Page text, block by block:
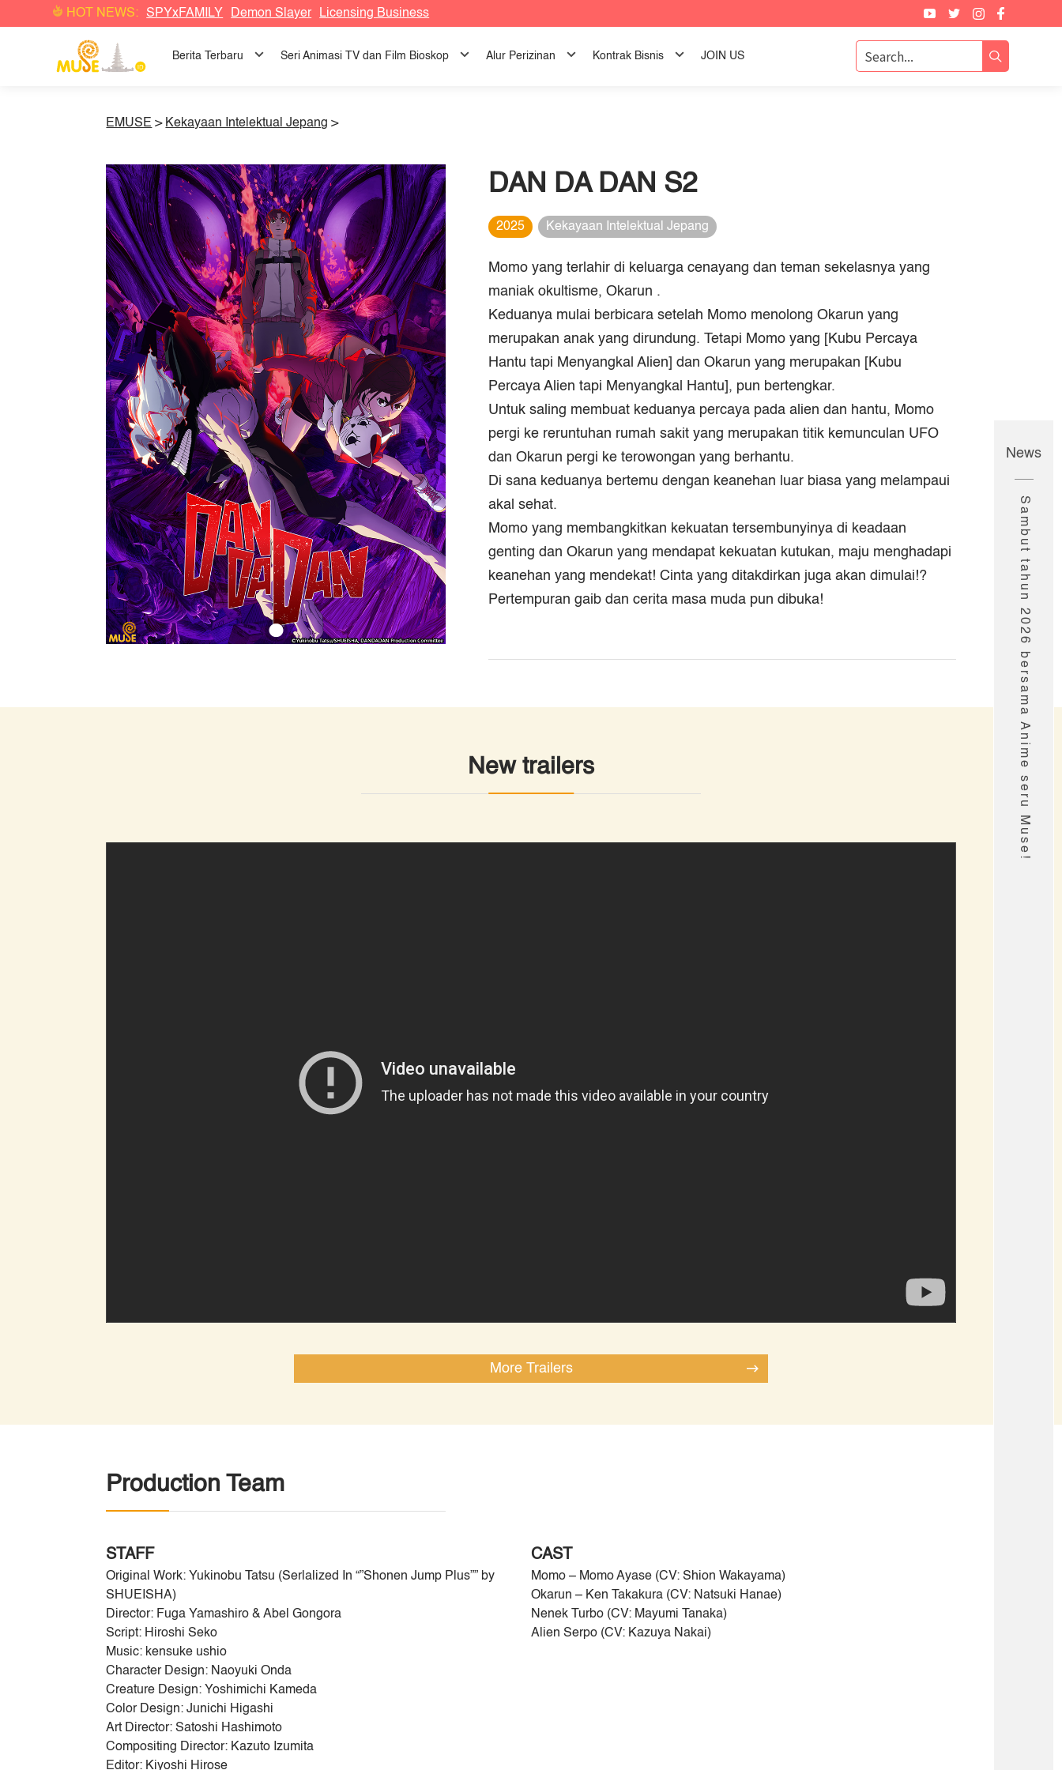
HOT NEWS: SPYxFAMILY Demon Slayer Licensing Business
Berita Terbaru Seri Animasi TV dan Film Bioskop Alur Perizinan Kontrak Bisnis JOIN US
EMUSE > Kekayaan Intelektual Jepang >
DAN DA DAN S2
2025 Kekayaan Intelektual Jepang
Momo yang terlahir di keluarga cenayang dan teman sekelasnya yang
maniak okultisme, Okarun .
Keduanya mulai berbicara setelah Momo menolong Okarun yang
merupakan anak yang dirundung. Tetapi Momo yang [Kubu Percaya
Hantu tapi Menyangkal Alien] dan Okarun yang merupakan [Kubu
Percaya Alien tapi Menyangkal Hantu], pun bertengkar.
Untuk saling membuat keduanya percaya pada alien dan hantu, Momo
pergi ke reruntuhan rumah sakit yang merupakan titik kemunculan UFO
dan Okarun pergi ke terowongan yang berhantu.
Di sana keduanya bertemu dengan keanehan luar biasa yang melampaui
akal sehat.
Momo yang membangkitkan kekuatan tersembunyinya di keadaan
genting dan Okarun yang mendapat kekuatan kutukan, maju menghadapi
keanehan yang mendekat! Cinta yang ditakdirkan juga akan dimulai!?
Pertempuran gaib dan cerita masa muda pun dibuka!
New trailers
More Trailers
Production Team
STAFF
Original Work: Yukinobu Tatsu (Serlalized In “”Shonen Jump Plus”” by
SHUEISHA)
Director: Fuga Yamashiro & Abel Gongora
Script: Hiroshi Seko
Music: kensuke ushio
Character Design: Naoyuki Onda
Creature Design: Yoshimichi Kameda
Color Design: Junichi Higashi
Art Director: Satoshi Hashimoto
Compositing Director: Kazuto Izumita
Editor: Kiyoshi Hirose
CAST
Momo – Momo Ayase (CV: Shion Wakayama)
Okarun – Ken Takakura (CV: Natsuki Hanae)
Nenek Turbo (CV: Mayumi Tanaka)
Alien Serpo (CV: Kazuya Nakai)
News
Sambut tahun 2026 bersama Anime seru Muse!